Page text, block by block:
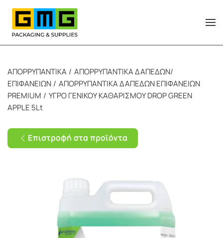
Skip to main content
ΑΠΟΡΡΥΠΑΝΤΙΚΑ
ΑΠΟΡΡΥΠΑΝΤΙΚΑ ΔΑΠΕΔΩΝ/
ΕΠΙΦΑΝΕΙΩΝ
ΑΠΟΡΡΥΠΑΝΤΙΚΑ ΔΑΠΕΔΩΝ ΕΠΙΦΑΝΕΙΩΝ
PREMIUM
ΥΓΡΟ ΓΕΝΙΚΟΥ ΚΑΘΑΡΙΣΜΟΥ DROP GREEN
APPLE 5Lt
Επιστροφή στα προϊόντα